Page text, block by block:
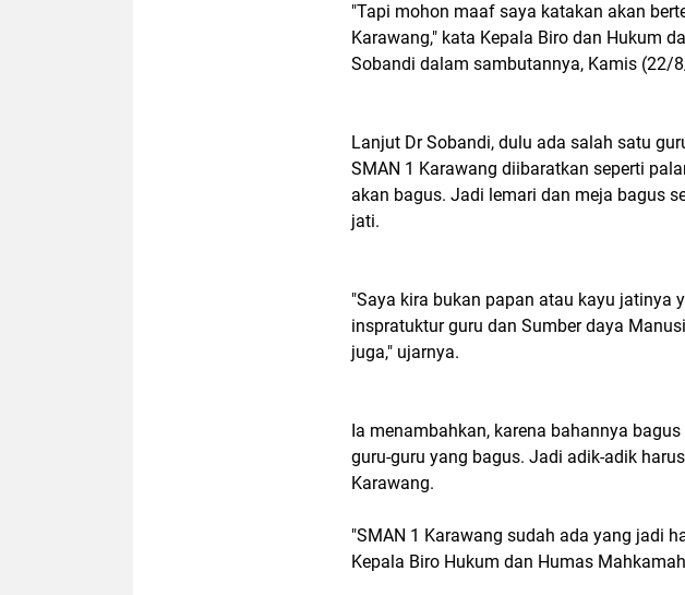
"Tapi mohon maaf saya katakan akan
Karawang," kata Kepala Biro dan Hukum
Sobandi dalam sambutannya, Kamis (22/
Lanjut Dr Sobandi, dulu ada salah satu
SMAN 1 Karawang diibaratkan seperti
akan bagus. Jadi lemari dan meja bagus
jati.
"Saya kira bukan papan atau kayu jatinya
inspratuktur guru dan Sumber daya
juga," ujarnya.
Ia menambahkan, karena bahannya
guru-guru yang bagus. Jadi adik-adik
Karawang.
"SMAN 1 Karawang sudah ada yang jadi
Kepala Biro Hukum dan Humas